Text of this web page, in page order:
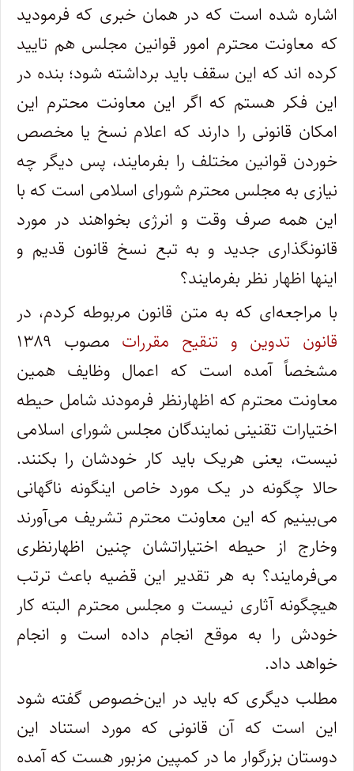
اشاره شده است که در همان خبری که فرمودید
که معاونت محترم امور قوانین مجلس هم تایید
کرده اند که این سقف باید برداشته شود؛ بنده در
این فکر هستم که اگر این معاونت محترم این
امکان قانونی را دارند که اعلام نسخ یا مخصص
خوردن قوانین مختلف را بفرمایند، پس دیگر چه
نیازی به مجلس محترم شورای اسلامی است که با
این همه صرف وقت و انرژی بخواهند در مورد
قانونگذاری جدید و به تبع نسخ قانون قدیم و
اینها اظهار نظر بفرمایند؟
با مراجعه‌ای که به متن قانون مربوطه کردم، در
قانون تدوین و تنقیح مقررات
مصوب ۱۳۸۹
مشخصاً آمده است که اعمال وظایف همین
معاونت محترم که اظهارنظر فرمودند شامل حیطه
اختیارات تقنینی نمایندگان مجلس شورای اسلامی
نیست، یعنی هریک باید کار خودشان را بکنند.
حالا چگونه در یک مورد خاص اینگونه ناگهانی
می‌بینیم که این معاونت محترم تشریف می‌آورند
وخارج از حیطه اختیاراتشان چنین اظهارنظری
می‌فرمایند؟ به هر تقدیر این قضیه باعث ترتب
هیچگونه آثاری نیست و مجلس محترم البته کار
خودش را به موقع انجام داده است و انجام
خواهد داد.
مطلب دیگری که باید در این‌خصوص گفته شود
این است که آن قانونی که مورد استناد این
دوستان بزرگوار ما در کمپین مزبور هست که آمده